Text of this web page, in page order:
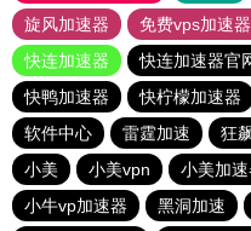
旋风加速器
免费vps加速
快连加速器
快连加速器官
快鸭加速器
快柠檬加速器
软件中心
雷霆加速 狂
小美
小美vpn 小美加速
小牛vp加速器
黑洞加速